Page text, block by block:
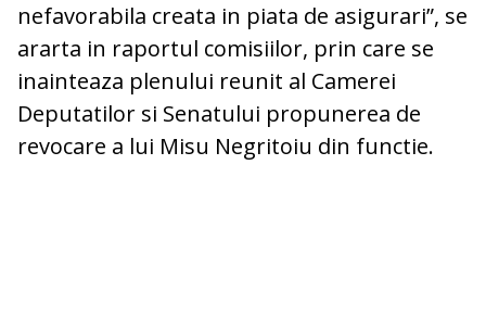
nefavorabila creata in piata de asigurari”, se
ararta in raportul comisiilor, prin care se
inainteaza plenului reunit al Camerei
Deputatilor si Senatului propunerea de
revocare a lui Misu Negritoiu din functie.